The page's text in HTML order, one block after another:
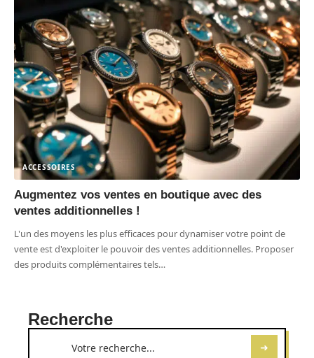
ACCESSOIRES
Augmentez vos ventes en boutique avec des
ventes additionnelles !
L'un des moyens les plus efficaces pour dynamiser votre point de
vente est d'exploiter le pouvoir des ventes additionnelles. Proposer
des produits complémentaires tels…
Recherche